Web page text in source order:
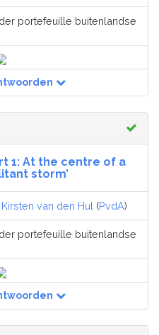
portefeuille buitenlandse
1: At the centre of a
storm’
Kirsten van den Hul (PvdA)
portefeuille buitenlandse